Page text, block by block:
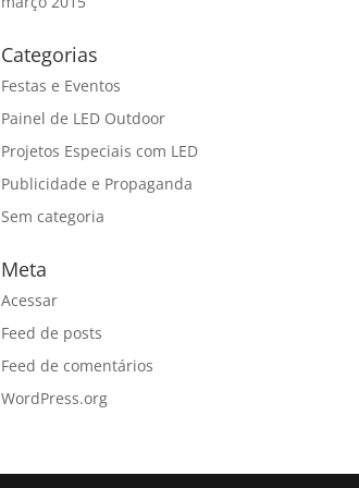
Categorias
Festas e Eventos
Painel de LED Outdoor
Projetos Especiais com LED
Publicidade e Propaganda
Sem categoria
Meta
Acessar
Feed de posts
Feed de comentários
WordPress.org